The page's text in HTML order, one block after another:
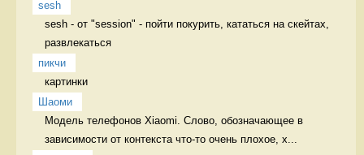
sesh
sesh - от "session" - пойти покурить, кататься на скейтах,
развлекаться
пикчи
картинки
Шаоми
Модель телефонов Xiaomi. Слово, обозначающее в
зависимости от контекста что-то очень плохое, х...